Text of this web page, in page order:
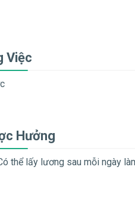
Việc
Hưởng
thể lấy lương sau mỗi ngày